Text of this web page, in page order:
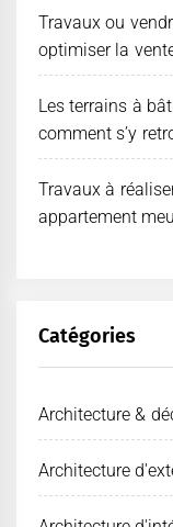
Travaux ou
optimiser la
Les terrains à
comment s’y
Travaux à
appartement
Catégories
Architecture &
Architecture